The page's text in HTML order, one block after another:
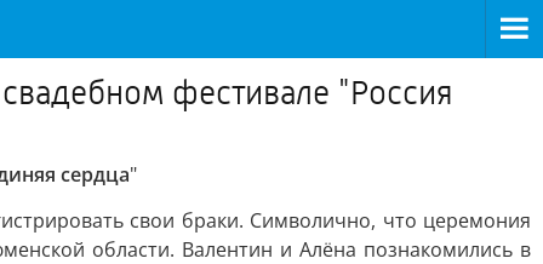
фестивале "Россия
сердца"
свои браки. Символично, что церемония
области. Валентин и Алёна познакомились в